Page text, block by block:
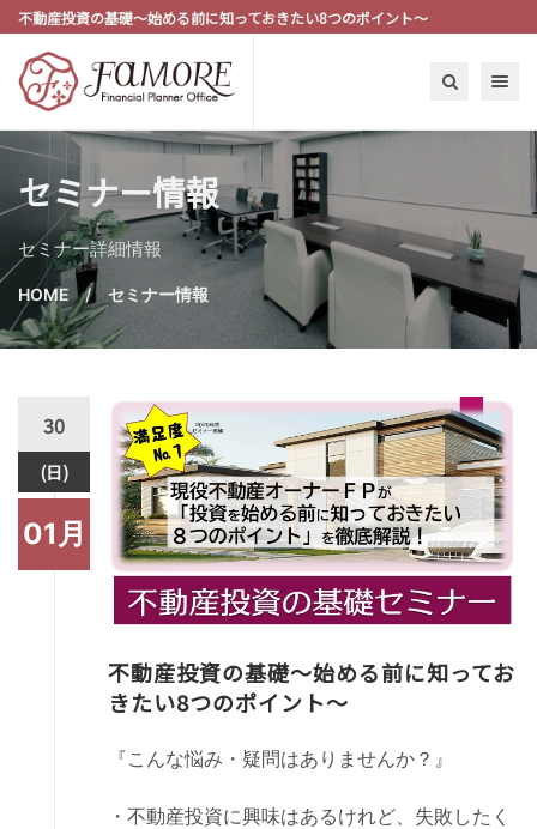
不動産投資の基礎～始める前に知っておきたい8つのポイント～
Toggle
セミナー情報
セミナー詳細情報
HOME セミナー情報
30
(日)
01月
不動産投資の基礎～始める前に知ってお
きたい8つのポイント～
『こんな悩み・疑問はありませんか？』
・不動産投資に興味はあるけれど、失敗したく